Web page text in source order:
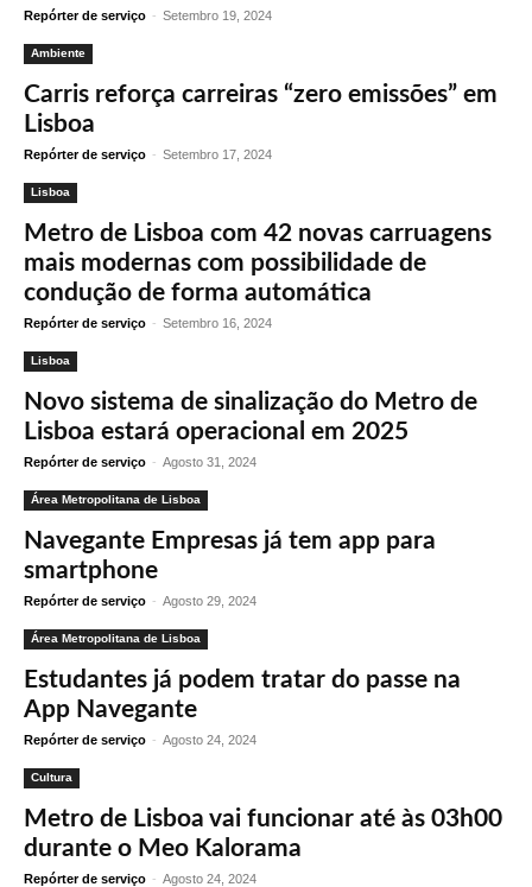
Repórter de serviço - Setembro 19, 2024
Ambiente
Carris reforça carreiras “zero emissões” em
Lisboa
Repórter de serviço - Setembro 17, 2024
Lisboa
Metro de Lisboa com 42 novas carruagens
mais modernas com possibilidade de
condução de forma automática
Repórter de serviço - Setembro 16, 2024
Lisboa
Novo sistema de sinalização do Metro de
Lisboa estará operacional em 2025
Repórter de serviço - Agosto 31, 2024
Área Metropolitana de Lisboa
Navegante Empresas já tem app para
smartphone
Repórter de serviço - Agosto 29, 2024
Área Metropolitana de Lisboa
Estudantes já podem tratar do passe na
App Navegante
Repórter de serviço - Agosto 24, 2024
Cultura
Metro de Lisboa vai funcionar até às 03h00
durante o Meo Kalorama
Repórter de serviço - Agosto 24, 2024